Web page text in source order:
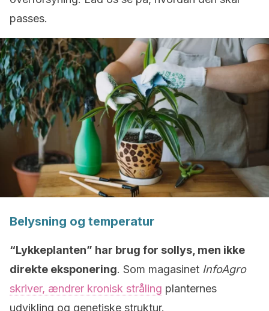
passes.
Belysning og temperatur
“Lykkeplanten” har brug for sollys, men ikke
direkte eksponering. Som magasinet InfoAgro
skriver, ændrer kronisk stråling planternes
udvikling og genetiske struktur.